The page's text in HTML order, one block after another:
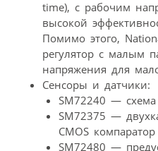
time), с рабочим
высокой
Помимо этого,
регулятор с малым
напряжения для
Сенсоры и датчики:
SM72240 — схема
SM72375 —
CMOS
SM72480 —